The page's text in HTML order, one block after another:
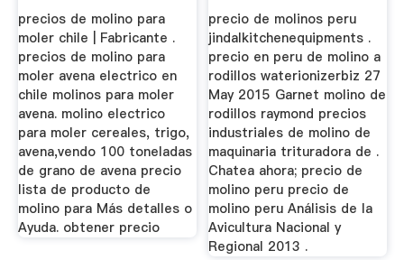
precios de molino para
moler chile | Fabricante .
precios de molino para
moler avena electrico en
chile molinos para moler
avena. molino electrico
para moler cereales, trigo,
avena,vendo 100 toneladas
de grano de avena precio
lista de producto de
molino para Más detalles o
Ayuda. obtener precio
precio de molinos peru
jindalkitchenequipments .
precio en peru de molino a
rodillos waterionizerbiz 27
May 2015 Garnet molino de
rodillos raymond precios
industriales de molino de
maquinaria trituradora de .
Chatea ahora; precio de
molino peru precio de
molino peru Análisis de la
Avicultura Nacional y
Regional 2013 .